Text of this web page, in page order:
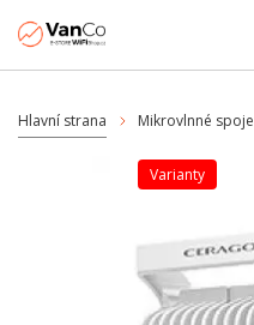
Hlavní strana Mikrovlnné spoje
varianty